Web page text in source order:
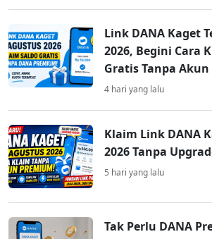
Link DANA Kaget
2026, Begini Cara
Gratis Tanpa
4 hari yang lalu
Klaim Link DANA
2026 Tanpa
5 hari yang lalu
Tak Perlu DANA